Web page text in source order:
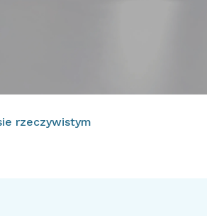
rzeczywistym